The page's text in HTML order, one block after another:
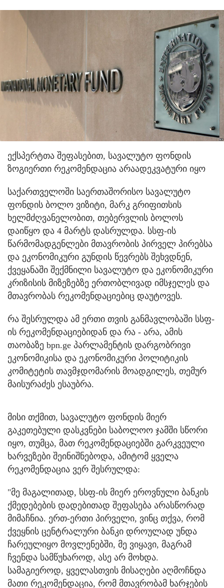
ექსპერტთა შეფასებით, სავალუტო ფონდის
ზოგიერთი რეკომენდაცია არაადეკვატური იყო
საქართველოში საერთაშორისო სავალუტო
ფონდის ბოლო ვიზიტი, მარკ გრიფითსის
ხელმძღვანელობით, თებერვლის ბოლოს
დაიწყო და 4 მარტს დასრულდა. სსფ-ის
წარმომადგენლები მთავრობის პირველ პირებსა
და ეკონომიკური გუნდის წევრებს შეხვდნენ,
ქვეყანაში შექმნილი სავალუტო და ეკონომიკური
კრიზისის მიზეზებზე ერთობლივად იმსჯელეს და
მთავრობას რეკომენდაციებიც დაუტოვეს.
რა შესრულდა ამ ერთი თვის განმავლობაში სსფ-
ის რეკომენდაციებიდან და რა - არა, ამის
თაობაზე bpn.ge პარლამენტის დარგობრივი
ეკონომიკისა და ეკონომიკური პოლიტიკის
კომიტეტის თავმჯდომარის მოადგილეს, თემურ
მაისურაძეს ესაუბრა.
მისი თქმით, სავალუტო ფონდის მიერ
გაკეთებული დასკვნები საბოლოო ჯამში სწორი
იყო, თუმცა, მათ რეკომენდაციებში გარკვეული
ხარვეზები შეინიშნებოდა, ამიტომ ყველა
რეკომენდაცია ვერ შესრულდა:
"მე მაგალითად, სსფ-ის მიერ ეროვნული ბანკის
ქმედებების დადებითად შეფასება არასწორად
მიმაჩნია. ერთ-ერთი პირველი, ვინც თქვა, რომ
ქვეყნის ცენტრალური ბანკი დროულად უნდა
ჩარეულიყო მოვლენებში, მე ვიყავი, მაგრამ
ჩვენდა სამწუხაროდ, ასე არ მოხდა.
სამაგიეროდ, ყველასთვის მისაღები აღმოჩნდა
მათი რეკომენდაცია, რომ მთავრობამ ხარჯების